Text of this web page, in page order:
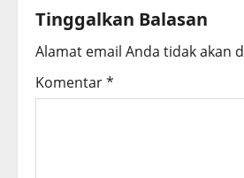
n
a
v
Tinggalkan Balasan
Alamat email Anda tidak akan
Komentar*